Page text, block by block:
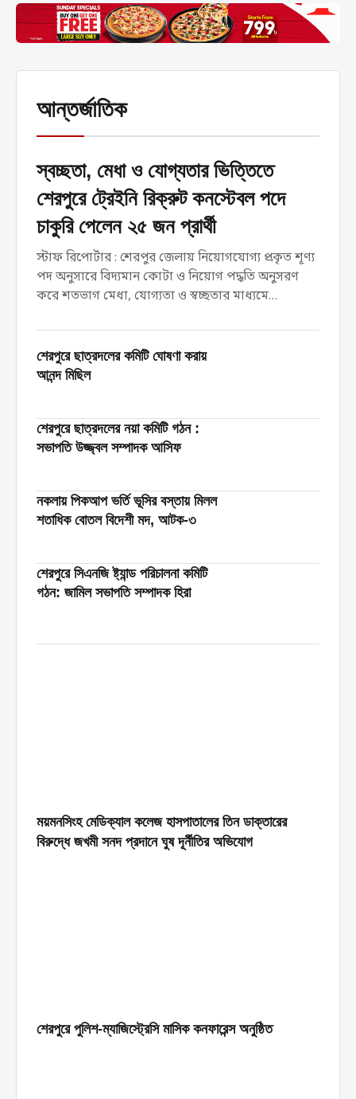
আন্তর্জাতিক
স্বচ্ছতা, মেধা ও যোগ্যতার ভিত্তিতে
শেরপুরে ট্রেইনি রিক্রুট কনস্টেবল পদে
চাকুরি পেলেন ২৫ জন প্রার্থী
স্টাফ রিপোর্টার : শেরপুর জেলায় নিয়োগযোগ্য প্রকৃত শূণ্য
পদ অনুসারে বিদ্যমান কোটা ও নিয়োগ পদ্ধতি অনুসরণ
করে শতভাগ মেধা, যোগ্যতা ও স্বচ্ছতার মাধ্যমে
নিয়োগ, ফেব্রুয়ারি ২০২৬ এর চূড়ান্ত...
শেরপুরে ছাত্রদলের কমিটি ঘোষণা করায়
আনন্দ মিছিল
শেরপুরে ছাত্রদলের নয়া কমিটি গঠন :
সভাপতি উজ্জ্বল সম্পাদক আসিফ
নকলায় পিকআপ ভর্তি ভূসির বস্তায় মিলল
শতাধিক বোতল বিদেশী মদ, আটক-৩
শেরপুরে সিএনজি ষ্ট্যান্ড পরিচালনা কমিটি
গঠন: জামিল সভাপতি সম্পাদক হিরা
ময়মনসিংহ মেডিক্যাল কলেজ হাসপাতালের তিন ডাক্তারের
বিরুদ্ধে জখমী সনদ প্রদানে ঘুষ দূর্নীতির অভিযোগ
শেরপুরে পুলিশ-ম্যাজিস্ট্রেসি মাসিক কনফারেন্স অনুষ্ঠিত